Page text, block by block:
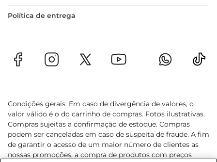
Política de entrega
Condições gerais: Em caso de divergência de valores, o
valor válido é o do carrinho de compras. Fotos ilustrativas.
Compras sujeitas a confirmação de estoque. Compras
podem ser canceladas em caso de suspeita de fraude. A fim
de garantir o acesso de um maior número de clientes as
nossas promoções, a compra de produtos com preços